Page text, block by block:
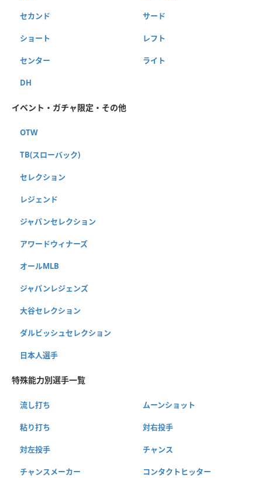
セカンド サード
ショート レフト
センター ライト
DH
イベント・ガチャ限定・その他
OTW
TB(スローバック)
セレクション
レジェンド
ジャパンセレクション
アワードウィナーズ
オールMLB
ジャパンレジェンズ
大谷セレクション
ダルビッシュセレクション
日本人選手
特殊能力別選手一覧
流し打ち ムーンショット
粘り打ち 対右投手
対左投手 チャンス
チャンスメーカー コンタクトヒッター